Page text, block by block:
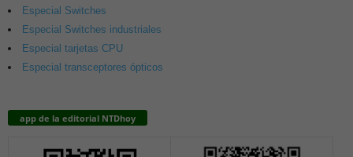
Especial Switches
Especial Switches industriales
Especial tarjetas CPU
Especial transceptores ópticos
app de la editorial NTDhoy